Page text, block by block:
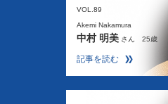
VOL.89
Akemi Nakamura
中村 明美 さん 25歳
記事を読む